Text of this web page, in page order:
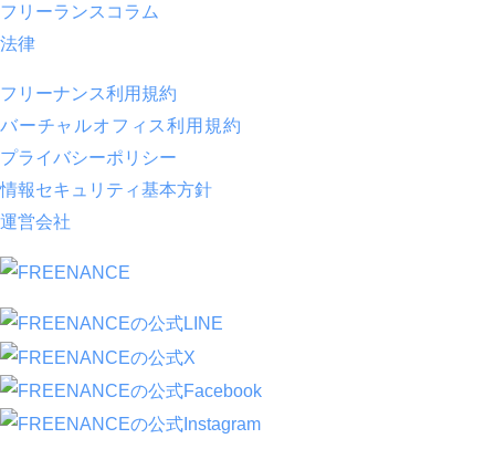
フリーランスコラム
法律
フリーナンス利用規約
バーチャルオフィス利用規約
プライバシーポリシー
情報セキュリティ基本方針
運営会社